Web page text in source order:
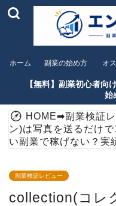
ホーム 副業の始め方 オ
【無料】副業初心者向
始
HOME➡副業検証
ン)は写真を送るだけ
い副業で稼げない？実
副業検証レビュー
collection(コレ